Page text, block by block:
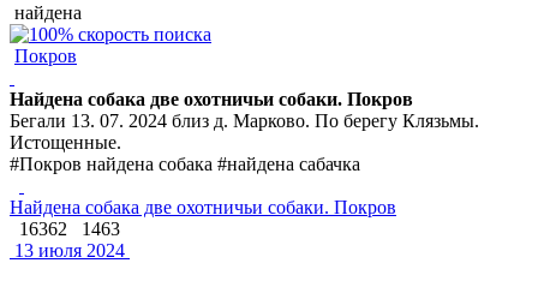
найдена
Покров
Найдена собака две охотничьи собаки. Покров
Бегали 13. 07. 2024 близ д. Марково. По берегу Клязьмы.
Истощенные.
#Покров найдена собака #найдена сабачка
Найдена собака две охотничьи собаки. Покров
16362
1463
13 июля 2024